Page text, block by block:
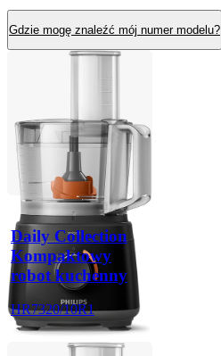
Gdzie mogę znaleźć mój numer modelu?
Daily Collection
Kompaktowy
robot kuchenny
HR7320/10R1